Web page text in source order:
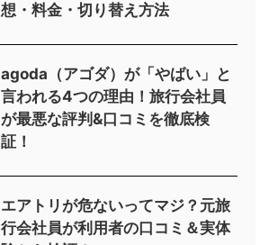
想・料金・切り替え方法
agoda（アゴダ）が「やばい」と
言われる4つの理由！旅行会社員
が最悪な評判&口コミを徹底検
証！
エアトリが危ないってマジ？元旅
行会社員が利用者の口コミ＆実体